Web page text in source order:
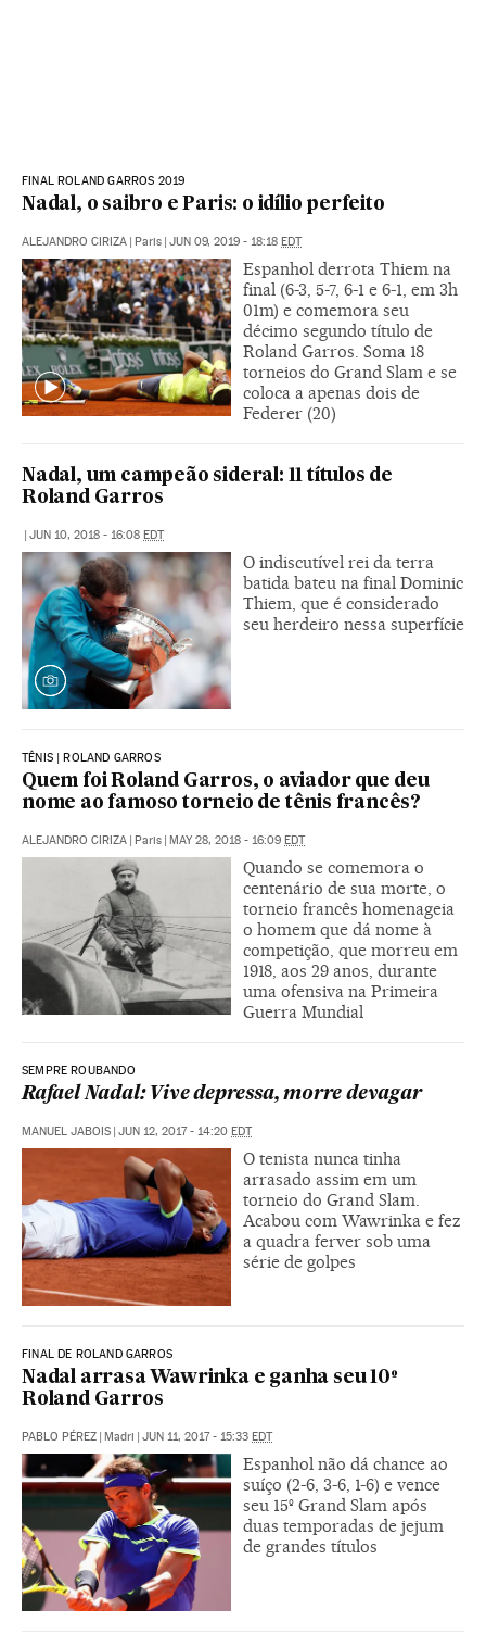
FINAL ROLAND GARROS 2019
Nadal, o saibro e Paris: o idílio perfeito
ALEJANDRO CIRIZA Paris JUN 09, 2019 - 18:18 EDT
Espanhol derrota Thiem na
final (6-3, 5-7, 6-1 e 6-1, em 3h
01m) e comemora seu
décimo segundo título de
Roland Garros. Soma 18
torneios do Grand Slam e se
coloca a apenas dois de
Federer (20)
Nadal, um campeão sideral: 11 títulos de
Roland Garros
JUN 10, 2018 - 16:08 EDT
O indiscutível rei da terra
batida bateu na final Dominic
Thiem, que é considerado
seu herdeiro nessa superfície
TÊNIS | ROLAND GARROS
Quem foi Roland Garros, o aviador que deu
nome ao famoso torneio de tênis francês?
ALEJANDRO CIRIZA Paris MAY 28, 2018 - 16:09 EDT
Quando se comemora o
centenário de sua morte, o
torneio francês homenageia
o homem que dá nome à
competição, que morreu em
1918, aos 29 anos, durante
uma ofensiva na Primeira
Guerra Mundial
SEMPRE ROUBANDO
Rafael Nadal: Vive depressa, morre devagar
MANUEL JABOIS JUN 12, 2017 - 14:20 EDT
O tenista nunca tinha
arrasado assim em um
torneio do Grand Slam.
Acabou com Wawrinka e fez
a quadra ferver sob uma
série de golpes
FINAL DE ROLAND GARROS
Nadal arrasa Wawrinka e ganha seu 10º
Roland Garros
PABLO PÉREZ Madri JUN 11, 2017 - 15:33 EDT
Espanhol não dá chance ao
suíço (2-6, 3-6, 1-6) e vence
seu 15º Grand Slam após
duas temporadas de jejum
de grandes títulos